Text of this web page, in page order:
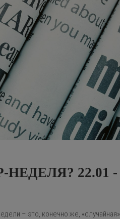
22.01 -
– это, конечно же, «случайная»